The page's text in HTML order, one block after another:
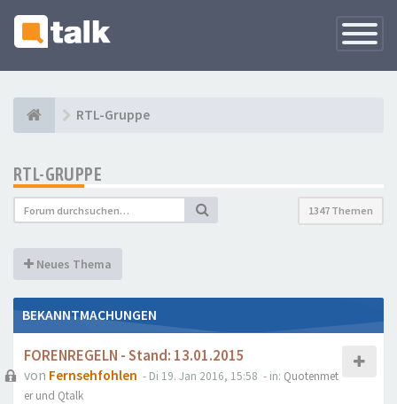
RTL-Gruppe
RTL-GRUPPE
1347 Themen
Neues Thema
BEKANNTMACHUNGEN
FORENREGELN - Stand: 13.01.2015
von Fernsehfohlen - Di 19. Jan 2016, 15:58 - in: Quotenmet
er und Qtalk